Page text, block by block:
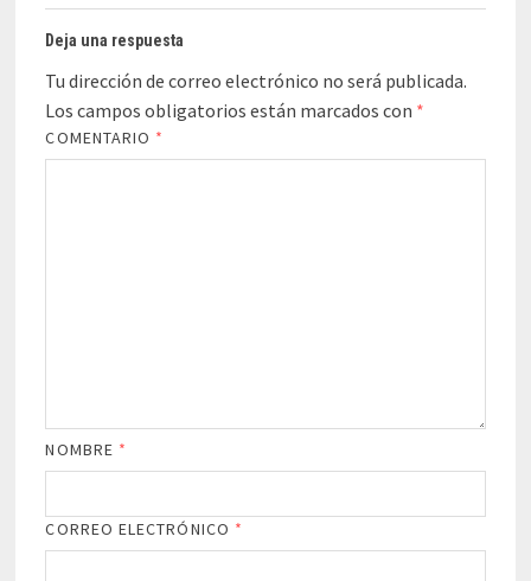
Deja una respuesta
Tu dirección de correo electrónico no será publicada.
Los campos obligatorios están marcados con *
COMENTARIO *
NOMBRE *
CORREO ELECTRÓNICO *